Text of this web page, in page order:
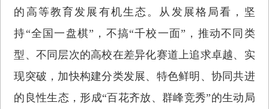
的高等教育发展有机生态。从发展格局看，坚
持“全国一盘棋”，不搞“千校一面”，推动不同类
型、不同层次的高校在差异化赛道上追求卓越、实
现突破，加快构建分类发展、特色鲜明、协同共进
的良性生态，形成“百花齐放、群峰竞秀”的生动局